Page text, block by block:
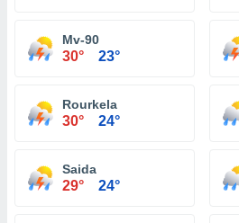
Mv-90
30° 23°
Rourkela
30° 24°
Saida
29° 24°